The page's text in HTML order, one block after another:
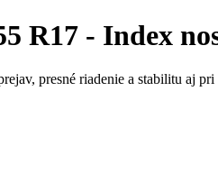
R17 - Index
presné riadenie a stabilitu aj